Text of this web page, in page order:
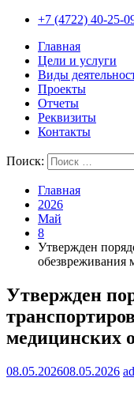
+7 (4722) 40-25-
Главная
Цели и услуги
Виды
Проекты
Отчеты
Реквизиты
Контакты
Поиск:
Главная
2026
Май
8
Утвержден
обезвреживания
Утвержден
медицинских
08.05.202608.05.2026